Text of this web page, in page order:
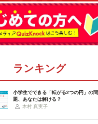
ランキング
小学生でできる「転がる2つの円」の問
題、あなたは解ける？
木村 真実子